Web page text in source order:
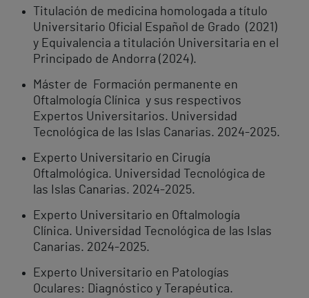
Titulación de medicina homologada a título
Universitario Oficial Español de Grado (2021)
y Equivalencia a titulación Universitaria en el
Principado de Andorra (2024).
Máster de Formación permanente en
Oftalmología Clínica y sus respectivos
Expertos Universitarios. Universidad
Tecnológica de las Islas Canarias. 2024-2025.
Experto Universitario en Cirugía
Oftalmológica. Universidad Tecnológica de
las Islas Canarias. 2024-2025.
Experto Universitario en Oftalmología
Clínica. Universidad Tecnológica de las Islas
Canarias. 2024-2025.
Experto Universitario en Patologías
Oculares: Diagnóstico y Terapéutica.